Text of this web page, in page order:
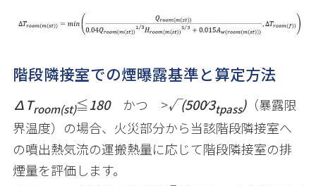
階段隣接室での煙曝露基準と算定方法
∆Troom(st)≦180かつ >√(500⁄3tpass)（暴露限
界温度）の場合、火災部分から当該階段隣接室へ
の噴出熱気流の運搬熱量に応じて階段隣接室の排
煙量を評価します。